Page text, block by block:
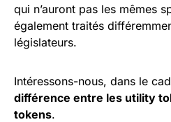
qui n’auront pas les mêmes
également traités
législateurs.
Intéressons-nous, dans le
différence entre les utility
tokens.